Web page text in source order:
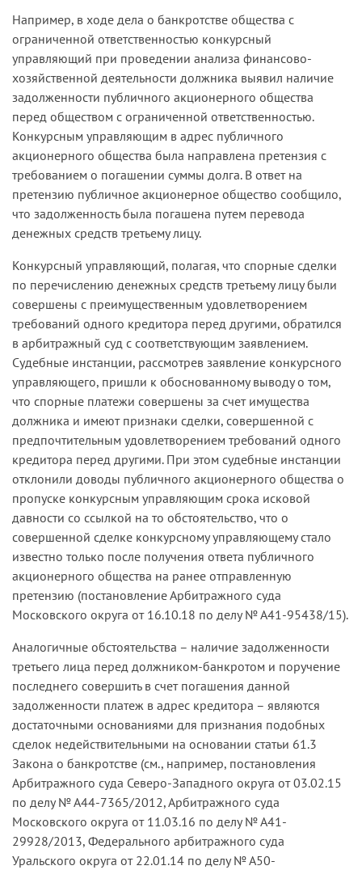
Например, в ходе дела о банкротстве общества с
ограниченной ответственностью конкурсный
управляющий при проведении анализа финансово-
хозяйственной деятельности должника выявил наличие
задолженности публичного акционерного общества
перед обществом с ограниченной ответственностью.
Конкурсным управляющим в адрес публичного
акционерного общества была направлена претензия с
требованием о погашении суммы долга. В ответ на
претензию публичное акционерное общество сообщило,
что задолженность была погашена путем перевода
денежных средств третьему лицу.
Конкурсный управляющий, полагая, что спорные сделки
по перечислению денежных средств третьему лицу были
совершены с преимущественным удовлетворением
требований одного кредитора перед другими, обратился
в арбитражный суд с соответствующим заявлением.
Судебные инстанции, рассмотрев заявление конкурсного
управляющего, пришли к обоснованному выводу о том,
что спорные платежи совершены за счет имущества
должника и имеют признаки сделки, совершенной с
предпочтительным удовлетворением требований одного
кредитора перед другими. При этом судебные инстанции
отклонили доводы публичного акционерного общества о
пропуске конкурсным управляющим срока исковой
давности со ссылкой на то обстоятельство, что о
совершенной сделке конкурсному управляющему стало
известно только после получения ответа публичного
акционерного общества на ранее отправленную
претензию (постановление Арбитражного суда
Московского округа от 16.10.18 по делу № А41-95438/15).
Аналогичные обстоятельства – наличие задолженности
третьего лица перед должником-банкротом и поручение
последнего совершить в счет погашения данной
задолженности платеж в адрес кредитора – являются
достаточными основаниями для признания подобных
сделок недействительными на основании статьи 61.3
Закона о банкротстве (см., например, постановления
Арбитражного суда Северо-Западного округа от 03.02.15
по делу № А44-7365/2012, Арбитражного суда
Московского округа от 11.03.16 по делу № А41-
29928/2013, Федерального арбитражного суда
Уральского округа от 22.01.14 по делу № А50-